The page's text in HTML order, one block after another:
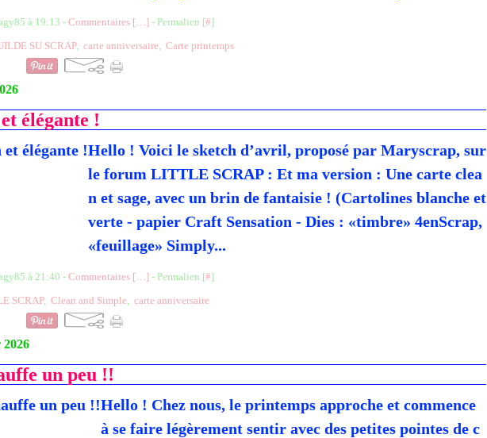
à 19:13 - Commentaires […]- Permalien [#]
SU SCRAP, carte anniversaire, Carte printemps
élégante !
Hello ! Voici le sketch d’avril, proposé par Maryscrap, sur
le forum LITTLE SCRAP : Et ma version : Une carte clea
n et sage, avec un brin de fantaisie ! (Cartolines blanche et
verte - papier Craft Sensation - Dies : «timbre» 4enScrap,
«feuillage» Simply...
à 21:40 - Commentaires […]- Permalien [#]
SCRAP, Clean and Simple, carte anniversaire
un peu !!
Hello ! Chez nous, le printemps approche et commence
à se faire légèrement sentir avec des petites pointes de c